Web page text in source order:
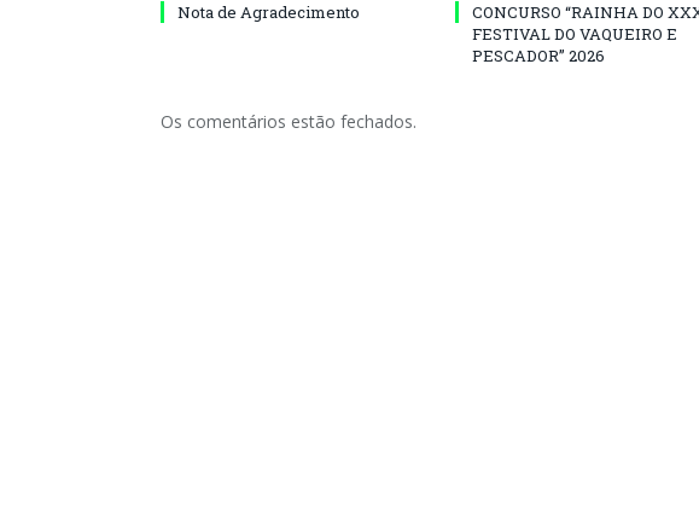
Nota de Agradecimento
CONCURSO “RAINHA DO
FESTIVAL DO VAQUEIRO E
PESCADOR” 2026
Os comentários estão fechados.